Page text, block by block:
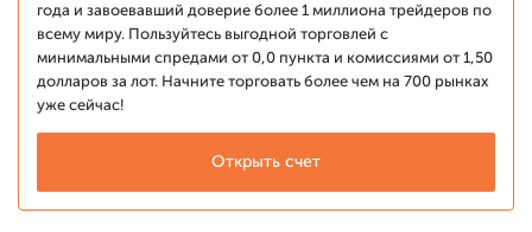
года и завоевавший доверие более 1 миллиона трейдеров по
всему миру. Пользуйтесь выгодной торговлей с
минимальными спредами от 0,0 пункта и комиссиями от 1,50
долларов за лот. Начните торговать более чем на 700 рынках
уже сейчас!
Открыть счет